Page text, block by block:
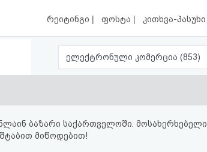
რეიტინგი | ფოსტა | კითხვა-პასუხი
ელექტრონული კომერცია (853)
ბაზარი საქართველოში. მოსახერხებელი
მიწოდებით!